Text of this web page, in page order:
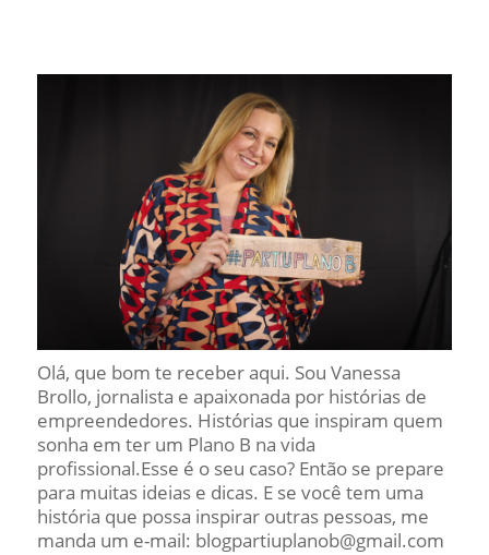
Olá, que bom te receber aqui. Sou Vanessa
Brollo, jornalista e apaixonada por histórias de
empreendedores. Histórias que inspiram quem
sonha em ter um Plano B na vida
profissional.Esse é o seu caso? Então se prepare
para muitas ideias e dicas. E se você tem uma
história que possa inspirar outras pessoas, me
manda um e-mail: blogpartiuplanob@gmail.com